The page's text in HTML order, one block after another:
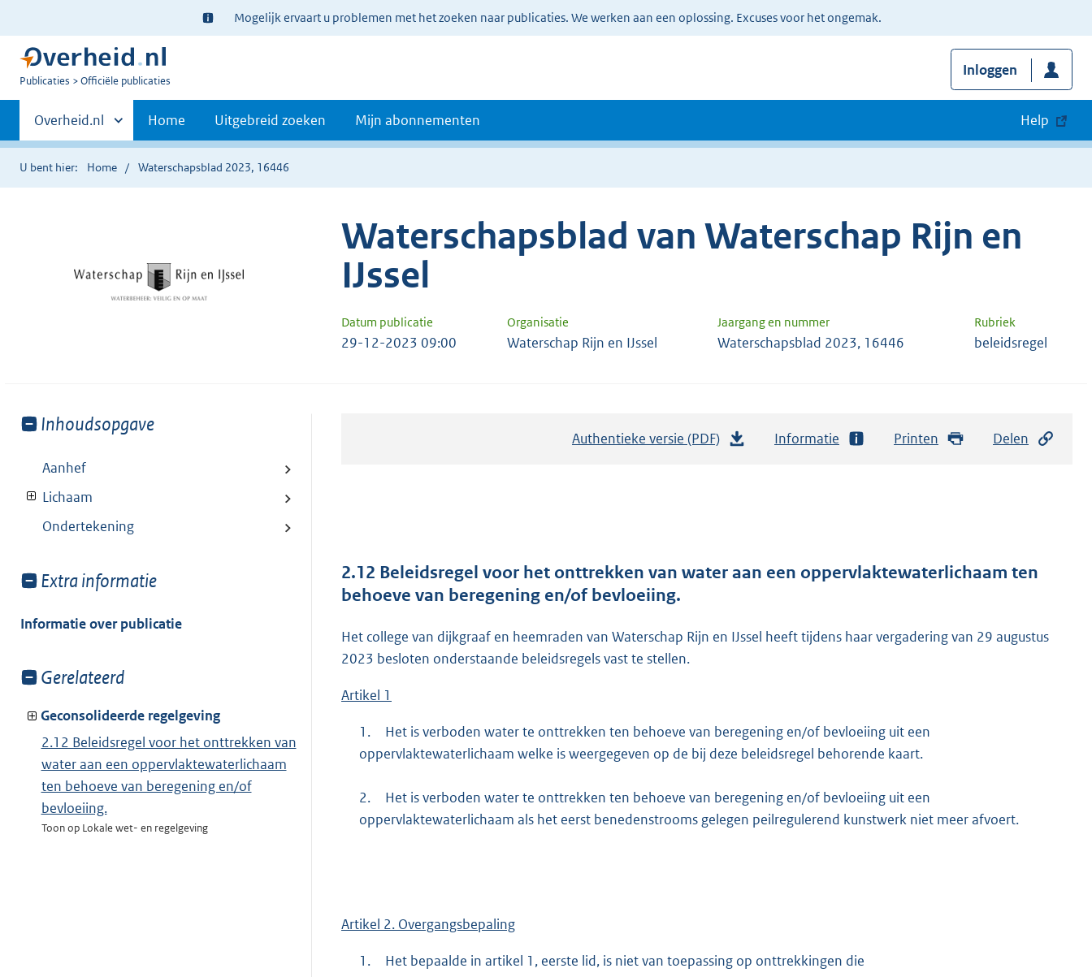
Ter
informatie:
Mogelijk ervaart u problemen met het zoeken naar publicaties. We werken aan een oplossing. Excuses voor het ongemak.
U
Publicaties Officiële publicaties
Inloggen
Primaire
navigatie
Andere
sites
binnen
Overheid.nl Home Uitgebreid zoeken Mijn abonnementen Help
U bent hier: Home Waterschapsblad 2023, 16446
Waterschapsblad van Waterschap Rijn en
IJssel
Datum publicatie Organisatie Jaargang en nummer Rubriek
29-12-2023 09:00 Waterschap Rijn en IJssel Waterschapsblad 2023, 16446 beleidsregel
Toon
van:
Inhoudsopgave
Aanhef
Lichaam
Ondertekening
Toon
van:
Extra informatie
Informatie over publicatie
Toon
van:
Gerelateerd
Geconsolideerde regelgeving
2.12 Beleidsregel voor het onttrekken van
water aan een oppervlaktewaterlichaam
ten behoeve van beregening en/of
bevloeiing.
Toon op Lokale wet- en regelgeving
Authentieke versie (PDF)
d
r
8
Informatie Printen Delen
2.12 Beleidsregel voor het onttrekken van water aan een oppervlaktewaterlichaam ten
behoeve van beregening en/of bevloeiing.
Het college van dijkgraaf en heemraden van Waterschap Rijn en IJssel heeft tijdens haar vergadering van 29 augustus
2023 besloten onderstaande beleidsregels vast te stellen.
Artikel 1
1.
Het is verboden water te onttrekken ten behoeve van beregening en/of bevloeiing uit een
oppervlaktewaterlichaam welke is weergegeven op de bij deze beleidsregel behorende kaart.
2.
Het is verboden water te onttrekken ten behoeve van beregening en/of bevloeiing uit een
oppervlaktewaterlichaam als het eerst benedenstrooms gelegen peilregulerend kunstwerk niet meer afvoert.
Artikel 2. Overgangsbepaling
1. Het bepaalde in artikel 1, eerste lid, is niet van toepassing op onttrekkingen die